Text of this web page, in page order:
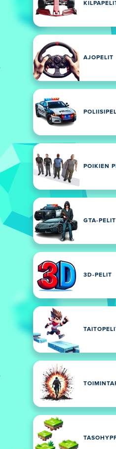
AJOPELIT
POIKIEN
GTA-PELIT
3D-PELIT